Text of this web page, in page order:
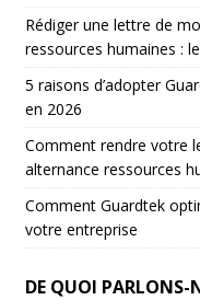
Rédiger une lettre de
ressources humaines :
5 raisons d’adopter
en 2026
Comment rendre votre
alternance ressources
Comment Guardtek
votre entreprise
DE QUOI PARLONS-